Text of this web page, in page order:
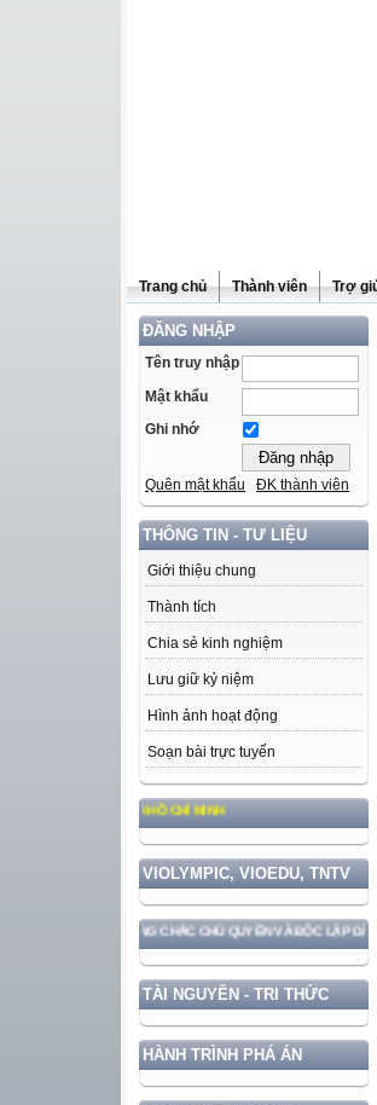
Trang chủ Thành viên Trợ
ĐĂNG NHẬP
Tên truy nhập
Mật khẩu
Ghi nhớ
Quên mật khẩu ĐK thành viên
THÔNG TIN - TƯ LIỆU
Giới thiệu chung
Thành tích
Chia sẻ kinh nghiệm
Lưu giữ kỷ niệm
Hình ảnh hoạt động
Soạn bài trực tuyến
PHONG CÁCH HỒ CHÍ MINH
VIOLYMPIC, VIOEDU, TNTV
BẢO VỆ VỮNG CHẮC CHỦ QUYỀN VÀ ĐỘC LẬP DÂN TỘC!
TÀI NGUYÊN - TRI THỨC
HÀNH TRÌNH PHÁ ÁN